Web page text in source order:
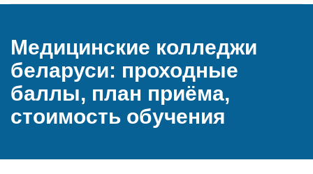
Медицинские колледжи
беларуси: проходные
баллы, план приёма,
стоимость обучения